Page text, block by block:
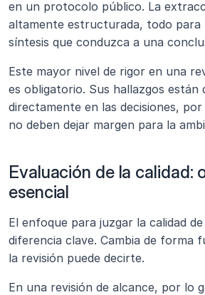
en un protocolo público. La
altamente estructurada, todo para
síntesis que conduzca a una
Este mayor nivel de rigor en una
es obligatorio. Sus hallazgos están
directamente en las decisiones,
no deben dejar margen para la
Evaluación de la calidad:
esencial
El enfoque para juzgar la calidad
diferencia clave. Cambia de forma
la revisión puede decirte.
En una revisión de alcance, por lo